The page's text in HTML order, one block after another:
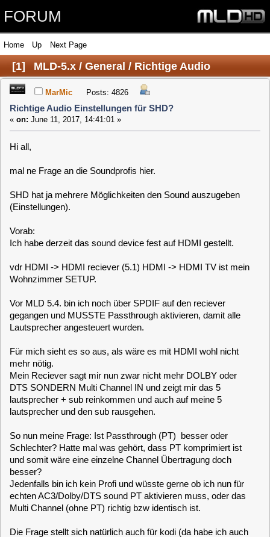
FORUM
[1] MLD-5.x / General / Richtige Audio
Einstellungen für SHD?
MarMic Posts: 4826
Richtige Audio Einstellungen für SHD?
Hi all,
mal ne Frage an die Soundprofis hier.
(Einstellungen).
Vorab:
Ich habe derzeit das sound device fest auf HDMI gestellt.
Wohnzimmer SETUP.
gegangen und MUSSTE Passthrough aktivieren, damit alle
Lautsprecher angesteuert wurden.
mehr nötig.
Mein Reciever sagt mir nun zwar nicht mehr DOLBY oder
DTS SONDERN Multi Channel IN und zeigt mir das 5
lautsprecher + sub reinkommen und auch auf meine 5
So nun meine Frage: Ist Passthrough (PT) besser oder
Schlechter? Hatte mal was gehört, dass PT komprimiert ist
und somit wäre eine einzelne Channel Übertragung doch
besser?
Jedenfalls bin ich kein Profi und wüsste gerne ob ich nun für
echten AC3/Dolby/DTS sound PT aktivieren muss, oder das
Die Frage stellt sich natürlich auch für kodi (da habe ich auch
PT aus, aber das soundsystem auf 5.1 gestellt).
Meine derzeitigen SHD-Audio Einstellungen findet ihr im
Anhang.
Vielen Dank für eure Tipps und Erklärungen